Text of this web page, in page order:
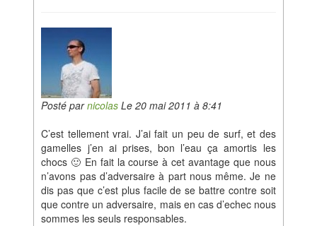
Posté parnicolas Le 20 mai 2011 à 8:41
C’est tellement vrai. J’ai fait un peu de surf, et des
gamelles j’en ai prises, bon l’eau ça amortis les
chocs 🙂 En fait la course à cet avantage que nous
n’avons pas d’adversaire à part nous même. Je ne
dis pas que c’est plus facile de se battre contre soit
que contre un adversaire, mais en cas d’echec nous
sommes les seuls responsables.